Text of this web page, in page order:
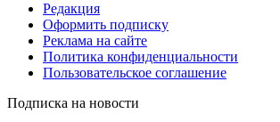
Редакция
Оформить подписку
Реклама на сайте
Политика конфиденциальности
Пользовательское соглашение
Подписка на новости